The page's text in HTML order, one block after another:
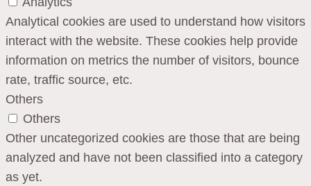
Analytical cookies are used to understand how visitors
interact with the website. These cookies help provide
information on metrics the number of visitors, bounce
rate, traffic source, etc.
Others
Others
Other uncategorized cookies are those that are being
analyzed and have not been classified into a category
as yet.